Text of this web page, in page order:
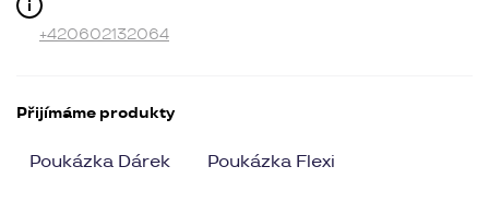
+420602132064
Přijímáme produkty
Poukázka Dárek Poukázka Flexi